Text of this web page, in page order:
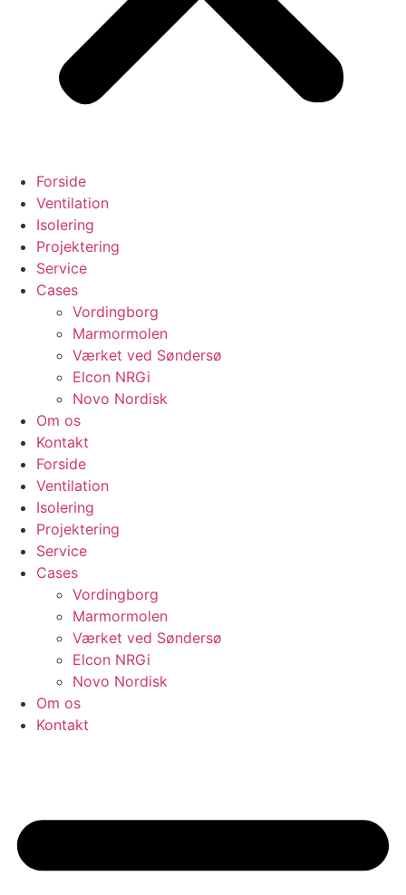
Forside
Ventilation
Isolering
Projektering
Service
Cases
Vordingborg
Marmormolen
Værket ved Søndersø
Elcon NRGi
Novo Nordisk
Om os
Kontakt
Forside
Ventilation
Isolering
Projektering
Service
Cases
Vordingborg
Marmormolen
Værket ved Søndersø
Elcon NRGi
Novo Nordisk
Om os
Kontakt